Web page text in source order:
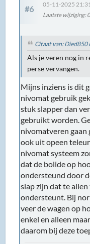
#6
05-11-2025
Laatste wijziging:
Citaat van:
Als je veren nog in
perse vervangen.
Mijns inziens is dit
nivomat gebruik
stuk slapper dan
gebruikt worden.
nivomatveren gaan
ook uit opeen
nivomat systeem
dat de bolide op
ondersteund door
slap zijn dat te
ondersteunt. Bij
veer de wagen op
enkel en alleen
daarom bij deze